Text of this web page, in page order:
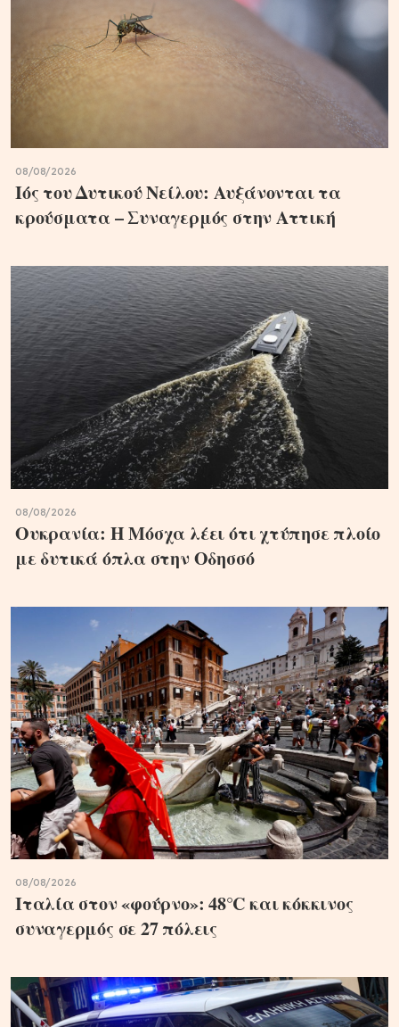
08/08/2026
Ιός του Δυτικού Νείλου: Αυξάνονται τα
κρούσματα – Συναγερμός στην Αττική
08/08/2026
Ουκρανία: Η Μόσχα λέει ότι χτύπησε πλοίο
με δυτικά όπλα στην Οδησσό
08/08/2026
Ιταλία στον «φούρνο»: 48°C και κόκκινος
συναγερμός σε 27 πόλεις